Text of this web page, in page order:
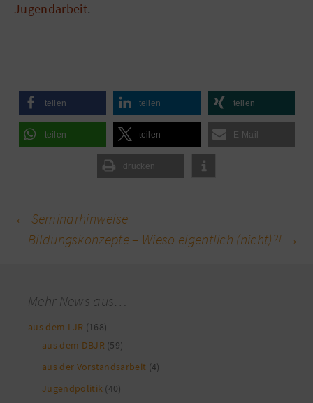
Jugendarbeit.
teilen teilen teilen
teilen teilen E-Mail
drucken
Beitragsnavigation
← Seminarhinweise
Bildungskonzepte – Wieso eigentlich (nicht)?! →
Mehr News aus…
aus dem LJR (168)
aus dem DBJR (59)
aus der Vorstandsarbeit (4)
Jugendpolitik (40)